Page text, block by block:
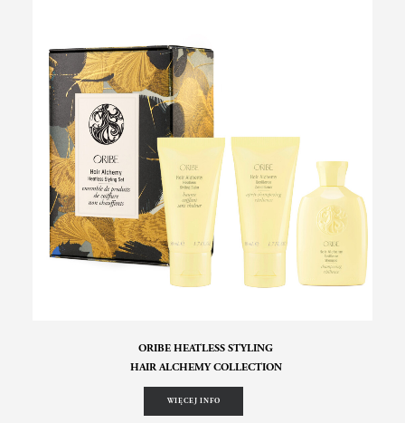
ORIBE HEATLESS STYLING
HAIR ALCHEMY COLLECTION
WIĘCEJ INFO